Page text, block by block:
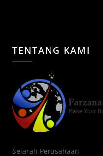
TENTANG KAMI
Sejarah Perusahaan